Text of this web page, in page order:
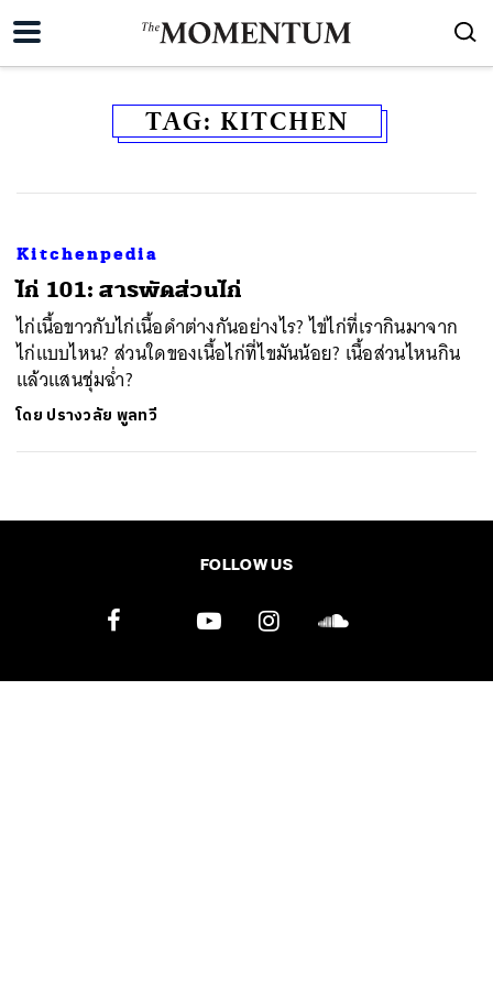
TAG: KITCHEN
Kitchenpedia
ไก่ 101: สารพัดส่วนไก่
ไก่เนื้อขาวกับไก่เนื้อดำต่างกันอย่างไร? ไข่ไก่ที่เรากินมาจาก
ไก่แบบไหน? ส่วนใดของเนื้อไก่ที่ไขมันน้อย? เนื้อส่วนไหนกิน
แล้วแสนชุ่มฉ่ำ?
โดย ปรางวลัย พูลทวี
FOLLOW US
SHARE TWEET LINE EMAIL